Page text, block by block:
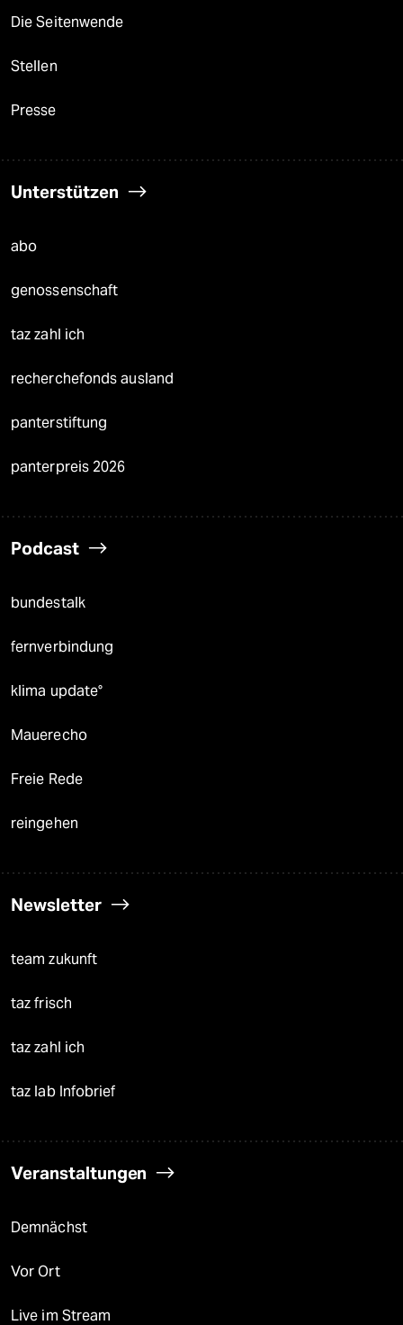
Die Seitenwende
Stellen
Presse
Unterstützen
abo
genossenschaft
taz zahl ich
recherchefonds ausland
panterstiftung
panterpreis 2026
Podcast
bundestalk
fernverbindung
klima update°
Mauerecho
Freie Rede
reingehen
Newsletter
team zukunft
taz frisch
taz zahl ich
taz lab Infobrief
Veranstaltungen
Demnächst
Vor Ort
Live im Stream